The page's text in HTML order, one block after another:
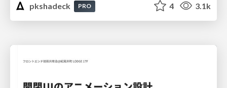
pkshadeck
PRO 4 3.1k